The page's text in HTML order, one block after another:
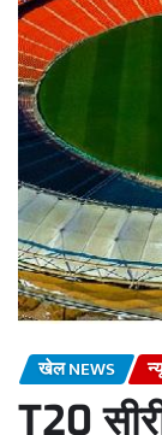
खेल NEWS
T20